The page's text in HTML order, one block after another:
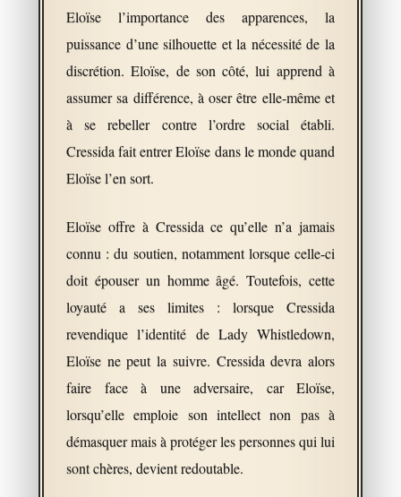
Eloïse l’importance des apparences, la
puissance d’une silhouette et la nécessité de la
discrétion. Eloïse, de son côté, lui apprend à
assumer sa différence, à oser être elle-même et
à se rebeller contre l’ordre social établi.
Cressida fait entrer Eloïse dans le monde quand
Eloïse l’en sort.
Eloïse offre à Cressida ce qu’elle n’a jamais
connu : du soutien, notamment lorsque celle-ci
doit épouser un homme âgé. Toutefois, cette
loyauté a ses limites : lorsque Cressida
revendique l’identité de Lady Whistledown,
Eloïse ne peut la suivre. Cressida devra alors
faire face à une adversaire, car Eloïse,
lorsqu’elle emploie son intellect non pas à
démasquer mais à protéger les personnes qui lui
sont chères, devient redoutable.